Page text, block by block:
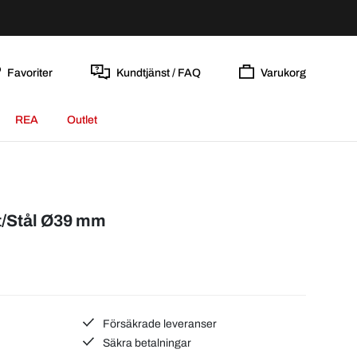
Favoriter Kundtjänst / FAQ Varukorg
REA Outlet
Ø39 mm
Försäkrade leveranser
Säkra betalningar